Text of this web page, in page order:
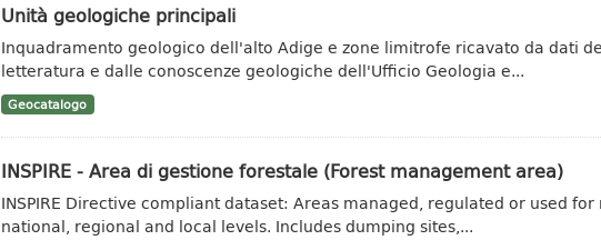
Unità geologiche principali
Inquadramento geologico dell'alto Adige e zone limitrofe ricavato da dati
letteratura e dalle conoscenze geologiche dell'Ufficio Geologia e...
Geocatalogo
INSPIRE - Area di gestione forestale (Forest management area)
INSPIRE Directive compliant dataset: Areas managed, regulated or used
national, regional and local levels. Includes dumping sites,...